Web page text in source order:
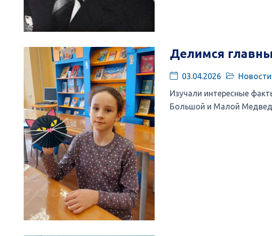
Делимся
03.04.2026
Новости
Изучали интересные
Большой и Малой